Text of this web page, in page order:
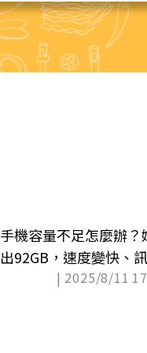
手機容量不足怎麼辦
出92GB，速度變快、
| 2025/8/11